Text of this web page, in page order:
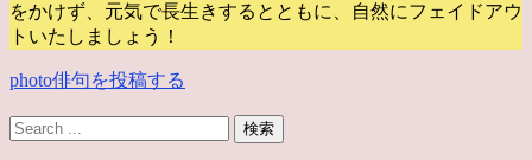
をかけず、元気で長生きするとともに、自然にフェイドアウ
トいたしましょう！
photo俳句を投稿する